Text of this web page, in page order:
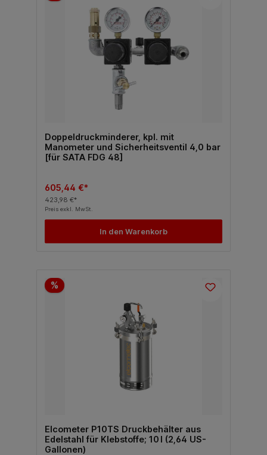
Doppeldruckminderer, kpl. mit
Manometer und Sicherheitsventil 4,0 bar
[für SATA FDG 48]
605,44 €*
423,98 €*
Preis exkl. MwSt.
In den Warenkorb
%
Elcometer P10TS Druckbehälter aus
Edelstahl für Klebstoffe; 10 l (2,64 US-
Gallonen)